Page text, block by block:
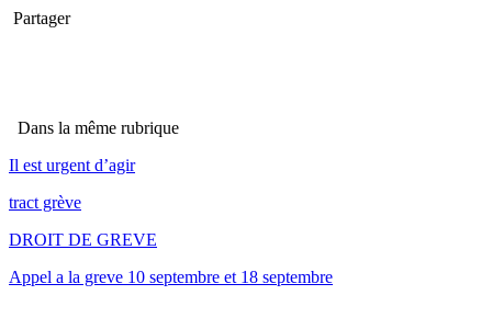
Partager
Dans la même rubrique
Il est urgent d’agir
tract grève
DROIT DE GREVE
Appel a la greve 10 septembre et 18 septembre